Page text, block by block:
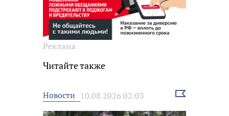
Реклама
Читайте также
Новости 10.08.2026 02:03
Выбрать